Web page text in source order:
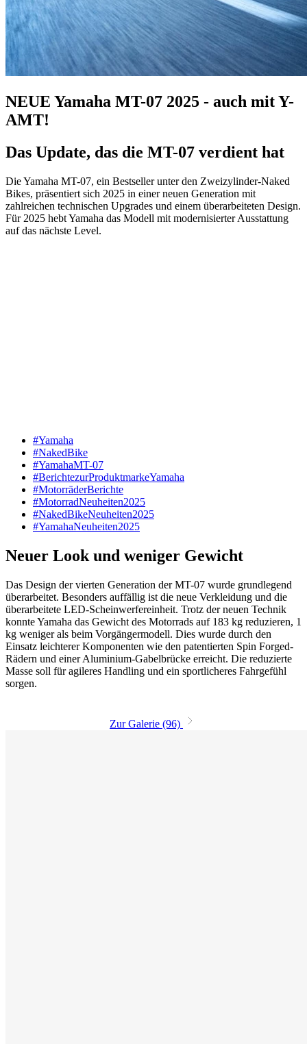
NEUE Yamaha MT-07 2025 - auch mit Y-
AMT!
Das Update, das die MT-07 verdient hat
Die Yamaha MT-07, ein Bestseller unter den Zweizylinder-Naked
Bikes, präsentiert sich 2025 in einer neuen Generation mit
zahlreichen technischen Upgrades und einem überarbeiteten Design.
Für 2025 hebt Yamaha das Modell mit modernisierter Ausstattung
auf das nächste Level.
#Yamaha
#NakedBike
#YamahaMT-07
#BerichtezurProduktmarkeYamaha
#MotorräderBerichte
#MotorradNeuheiten2025
#NakedBikeNeuheiten2025
#YamahaNeuheiten2025
Neuer Look und weniger Gewicht
Das Design der vierten Generation der MT-07 wurde grundlegend
überarbeitet. Besonders auffällig ist die neue Verkleidung und die
überarbeitete LED-Scheinwerfereinheit. Trotz der neuen Technik
konnte Yamaha das Gewicht des Motorrads auf 183 kg reduzieren, 1
kg weniger als beim Vorgängermodell. Dies wurde durch den
Einsatz leichterer Komponenten wie den patentierten Spin Forged-
Rädern und einer Aluminium-Gabelbrücke erreicht. Die reduzierte
Masse soll für agileres Handling und ein sportlicheres Fahrgefühl
sorgen.
Zur Galerie (96)